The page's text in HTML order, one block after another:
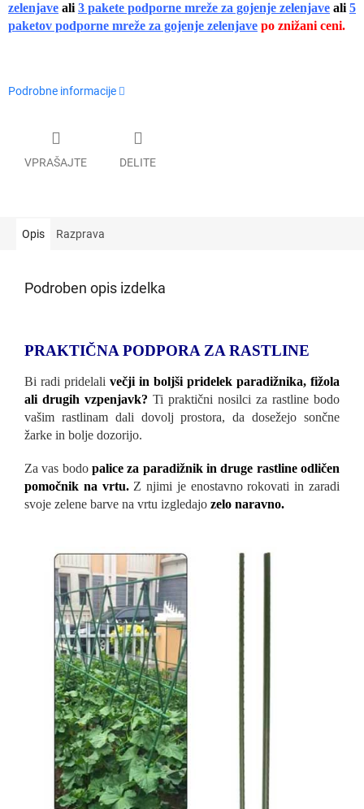
zelenjave ali 3 pakete podporne mreže za gojenje zelenjave ali 5
paketov podporne mreže za gojenje zelenjave po znižani ceni.
Podrobne informacije
VPRAŠAJTE DELITE
Opis Razprava
Podroben opis izdelka
PRAKTIČNA PODPORA ZA RASTLINE
Bi radi pridelali večji in boljši pridelek paradižnika, fižola
ali drugih vzpenjavk? Ti praktični nosilci za rastline bodo
vašim rastlinam dali dovolj prostora, da dosežejo sončne
žarke in bolje dozorijo.
Za vas bodopalice za paradižnik in druge rastline odličen
pomočnik na vrtu.Z njimi je enostavno rokovati in zaradi
svoje zelene barve na vrtu izgledajo zelo naravno.